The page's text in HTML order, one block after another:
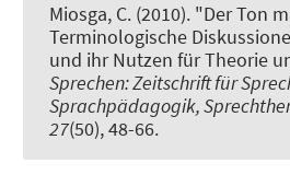
Miosga, C. (2010). "Der Ton
Terminologische
und ihr Nutzen für Theorie
Sprechen: Zeitschrift für
Sprachpädagogik,
27(50), 48-66.